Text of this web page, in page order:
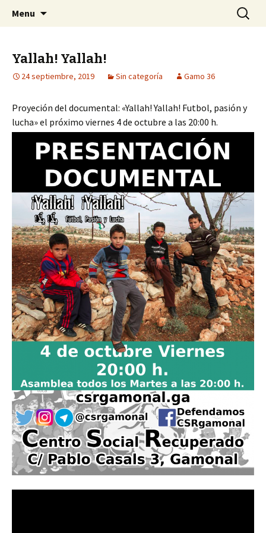
CSR Gamonal
Centro Social Recuperado Gamonal
Menu Buscar:
Yallah! Yallah!
24 septiembre, 2019 Sin categoría Gamo 36
Proyeción del documental: «Yallah! Yallah! Futbol, pasión y
lucha» el próximo viernes 4 de octubre a las 20:00 h.